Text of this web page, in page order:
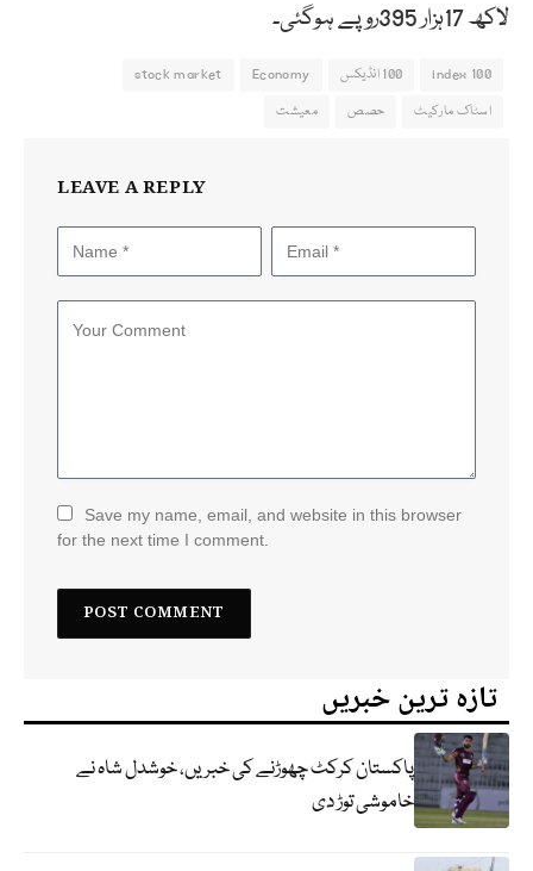
لاکھ 17ہزار 395روپے ہوگئی۔
100 index 100 انڈیکس Economy
stock market
اسٹاک مارکیٹ
حصص معیشت
LEAVE A REPLY
Save my name, email, and website in this browser
for the next time I comment.
تازہ ترین خبریں
پاکستان کرکٹ چھوڑنے کی خبریں، خوشدل شاہ نے
خاموشی توڑ دی